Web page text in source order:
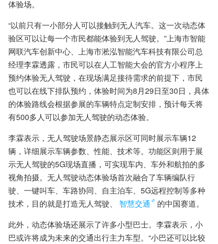
体验场。
“以前只有一小部分人可以接触到无人汽车。这一次动态体
验区可以让每一个市民都能体验到无人驾驶。”上海市智能
网联汽车创新中心、上海市淞泓智能汽车科技有限公司总
经理李霖透露，市民可以在人工智能大会的官方小程序上
预约体验无人驾驶，在现场满足接待需求的前提下，市民
也可以在线下排队预约，体验时间为8月29日至30日，具体
的体验路线会根据参展的车辆特点定制安排，预计每天将
有500多人可以参加无人驾驶的动态体验。
李霖表示，无人驾驶场景静态展示区可同时展示车辆12
辆，详细展示车辆参数、性能、技术等。功能区则用于展
示无人驾驶的5G现场直播，可实现车内、车外和航拍的多
视角拍摄。无人驾驶动态体验场首次融合了车辆编队行
驶、一键叫车、车路协同、自主泊车、5G远程控制等多种
技术，目的就是打造无人驾驶、
智慧交通
的中国赛道。
此外，动态体验场还展示了许多小型巴士。李霖表示，小
巴或许将成为未来的交通出行主力车型。“小巴还可以比较